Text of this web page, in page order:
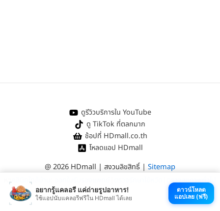
ดูรีวิวบริการใน YouTube
ดู TikTok ที่ตลกมาก
ช้อปที่ HDmall.co.th
โหลดแอป HDmall
@ 2026 HDmall | สงวนลิขสิทธิ์ | Sitemap
หาคลินิกใกล้บ้าน ตรวจสุขภาพทั่วไป
อยากรู้แคลอรี แค่ถ่ายรูปอาหาร!
ใช้แอปนับแคลอรีฟรีใน HDmall ได้เลย
ดาวน์โหลด
แอปเลย (ฟรี)